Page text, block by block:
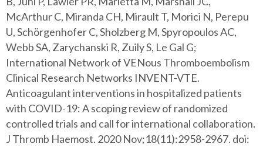
McArthur C, Miranda CH, Mirault T, Morici N, Perepu
U, Schörgenhofer C, Sholzberg M, Spyropoulos AC,
Webb SA, Zarychanski R, Zuily S, Le Gal G;
International Network of VENous Thromboembolism
Clinical Research Networks INVENT-VTE.
Anticoagulant interventions in hospitalized patients
with COVID-19: A scoping review of randomized
controlled trials and call for international collaboration.
J Thromb Haemost. 2020 Nov;18(11):2958-2967. doi: